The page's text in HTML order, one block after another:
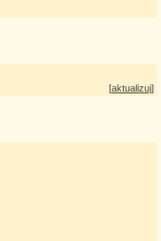
[aktualizuj]